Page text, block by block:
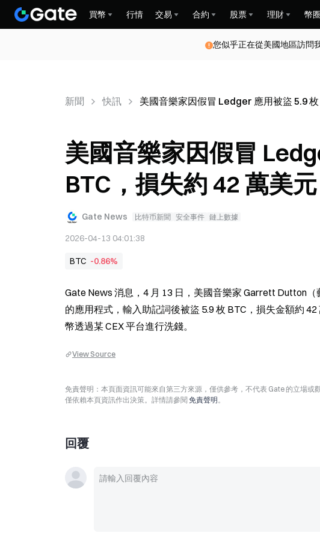
買幣 行情 交易 合約 股票 理財 幣圈
您似乎正在從美國地區訪問
新聞 快訊 美國音樂家因假冒 Ledger 應用被盜 5.9
美國音樂家因假冒
BTC，損失約 42 萬美元
Gate News 比特币新聞 安全事件 鏈上數據
2026-04-13 04:01:38
BTC -0.86%
Gate News 消息，4 月 13 日，美國音樂家 Garrett Dutton
的應用程式，輸入助記詞後被盜 5.9 枚 BTC，損失金額約
幣透過某 CEX 平台進行洗錢。
View Source
免責聲明：本頁面資訊可能來自第三方來源，僅供參考，不代表 Gate 的立場
僅依賴本頁資訊作出決策。詳情請參閱 免責聲明。
回覆